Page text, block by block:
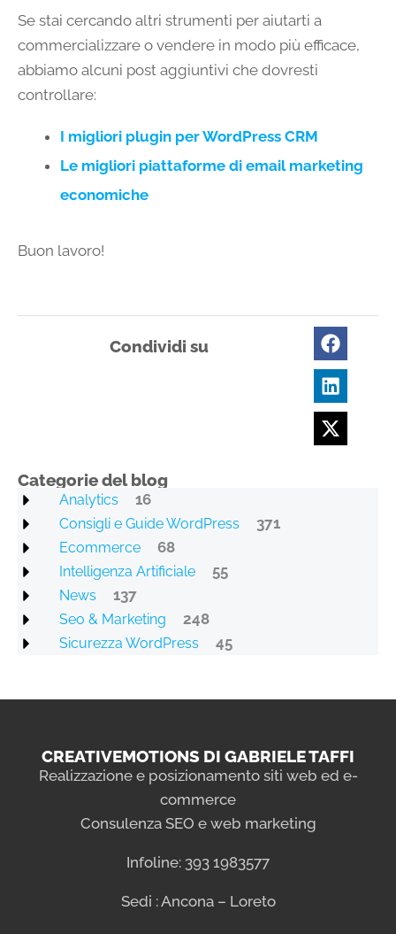
Se stai cercando altri strumenti per aiutarti a
commercializzare o vendere in modo più efficace,
abbiamo alcuni post aggiuntivi che dovresti
controllare:
I migliori plugin per WordPress CRM
Le migliori piattaforme di email marketing
economiche
Buon lavoro!
Condividi su
Categorie del blog
Analytics 16
Consigli e Guide WordPress 371
Ecommerce 68
Intelligenza Artificiale 55
News 137
Seo & Marketing 248
Sicurezza WordPress 45
CREATIVEMOTIONS DI GABRIELE TAFFI
Realizzazione e posizionamento siti web ed e-
commerce
Consulenza SEO e web marketing
Infoline: 393 1983577
Sedi : Ancona – Loreto